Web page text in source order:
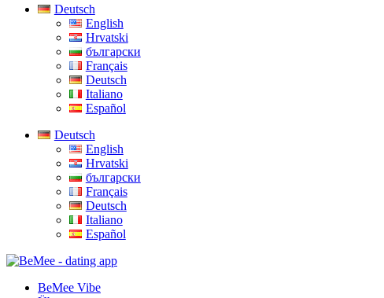
Deutsch
English
Hrvatski
български
Français
Deutsch
Italiano
Español
Deutsch
English
Hrvatski
български
Français
Deutsch
Italiano
Español
BeMee Vibe